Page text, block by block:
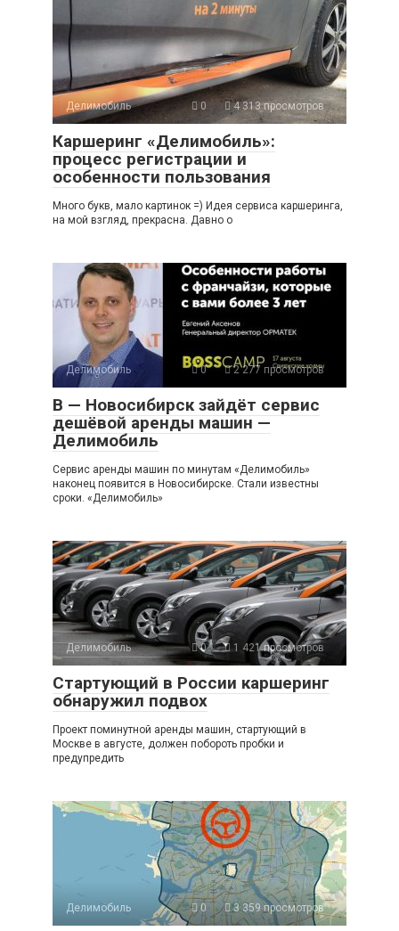
Делимобиль 0 4 313 просмотров
Каршеринг «Делимобиль»:
процесс регистрации и
особенности пользования
Много букв, мало картинок =) Идея сервиса каршеринга,
на мой взгляд, прекрасна. Давно о
Делимобиль 0 2 277 просмотров
В — Новосибирск зайдёт сервис
дешёвой аренды машин —
Делимобиль
Сервис аренды машин по минутам «Делимобиль»
наконец появится в Новосибирске. Стали известны
сроки. «Делимобиль»
Делимобиль 0 1 421 просмотров
Стартующий в России каршеринг
обнаружил подвох
Проект поминутной аренды машин, стартующий в
Москве в августе, должен побороть пробки и
предупредить
Делимобиль 0 3 359 просмотров